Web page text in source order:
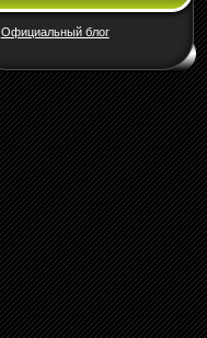
Официальный блог